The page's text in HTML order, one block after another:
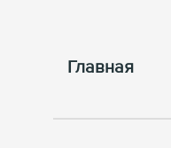
Главная